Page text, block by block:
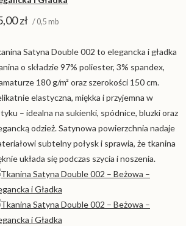
zł / 0,5 mb
Satyna Double 002 to elegancka i gładka
o składzie 97% poliester, 3% spandex,
180 g/m² oraz szerokości 150 cm.
elastyczna, miękka i przyjemna w
– idealna na sukienki, spódnice, bluzki oraz
odzież. Satynowa powierzchnia nadaje
subtelny połysk i sprawia, że tkanina
układa się podczas szycia i noszenia.